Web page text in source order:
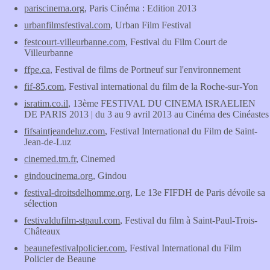
pariscinema.org, Paris Cinéma : Edition 2013
urbanfilmsfestival.com, Urban Film Festival
festcourt-villeurbanne.com, Festival du Film Court de
Villeurbanne
ffpe.ca, Festival de films de Portneuf sur l'environnement
fif-85.com, Festival international du film de la Roche-sur-Yon
isratim.co.il, 13ème FESTIVAL DU CINEMA ISRAELIEN
DE PARIS 2013 | du 3 au 9 avril 2013 au Cinéma des Cinéastes
fifsaintjeandeluz.com, Festival International du Film de Saint-
Jean-de-Luz
cinemed.tm.fr, Cinemed
gindoucinema.org, Gindou
festival-droitsdelhomme.org, Le 13e FIFDH de Paris dévoile sa
sélection
festivaldufilm-stpaul.com, Festival du film à Saint-Paul-Trois-
Châteaux
beaunefestivalpolicier.com, Festival International du Film
Policier de Beaune